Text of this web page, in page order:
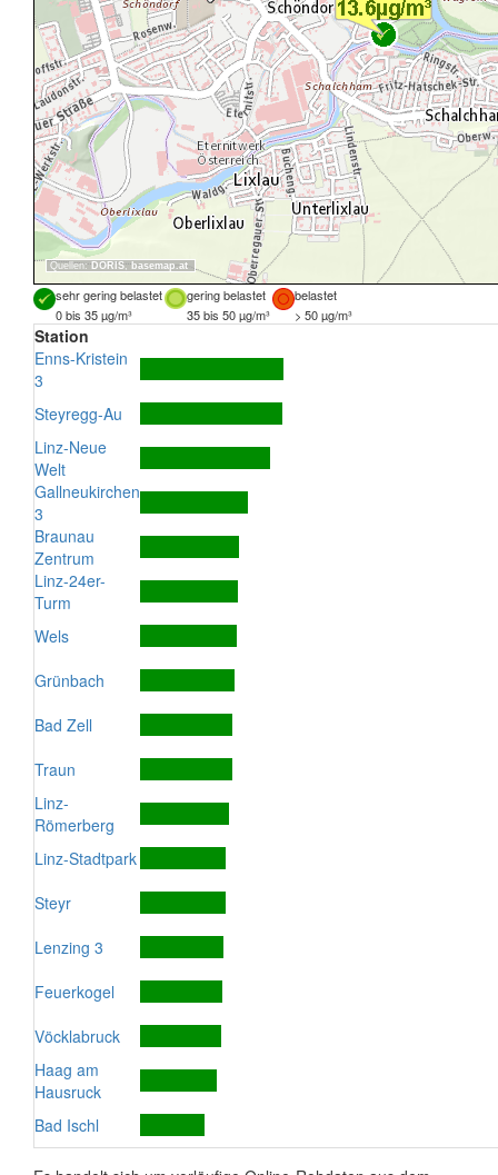
Quellen: DORIS, basemap.at
sehr gering belastet gering belastet
belastet
0 bis 35 µg/m³
35 bis 50 µg/m³ > 50 µg/m³
Station
Enns-Kristein
3
Steyregg-Au
Linz-Neue
Welt
Gallneukirchen
3
Braunau
Zentrum
Linz-24er-
Turm
Wels
Grünbach
Bad Zell
Traun
Linz-
Römerberg
Linz-Stadtpark
Steyr
Lenzing 3
Feuerkogel
Vöcklabruck
Haag am
Hausruck
Bad Ischl